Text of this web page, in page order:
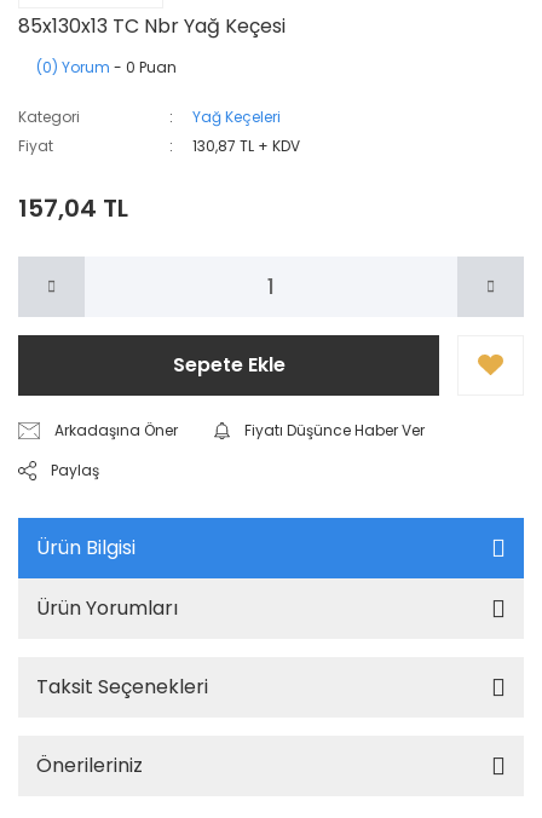
85x130x13 TC Nbr Yağ Keçesi
(0) Yorum - 0 Puan
Kategori
Yağ Keçeleri
Fiyat
130,87 TL + KDV
157,04 TL
Sepete Ekle
Arkadaşına Öner
Fiyatı Düşünce Haber Ver
Paylaş
Ürün Bilgisi
Ürün Yorumları
Taksit Seçenekleri
Önerileriniz